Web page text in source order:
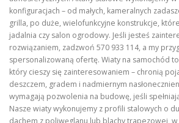
konfiguracjach – od małych, kameralnych
grilla, po duże, wielofunkcyjne konstrukcje,
jadalnia czy salon ogrodowy. Jeśli jesteś
rozwiązaniem, zadzwoń 570 933 114, a my
spersonalizowaną ofertę. Wiaty na samochód
który cieszy się zainteresowaniem – chronią
deszczem, gradem i nadmiernym
wymagają pozwolenia na budowę, jeśli
Nasze wiaty wykonujemy z profili stalowych o